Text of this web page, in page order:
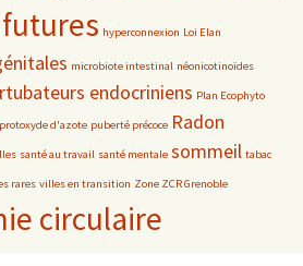
hyperconnexion Loi Elan
microbiote intestinal néonicotinoïdes
endocriniens Plan Ecophyto
protoxyde d'azote puberté précoce Radon
santé au travail santé mentale sommeil tabac
rares villes en transition Zone ZCR Grenoble
circulaire